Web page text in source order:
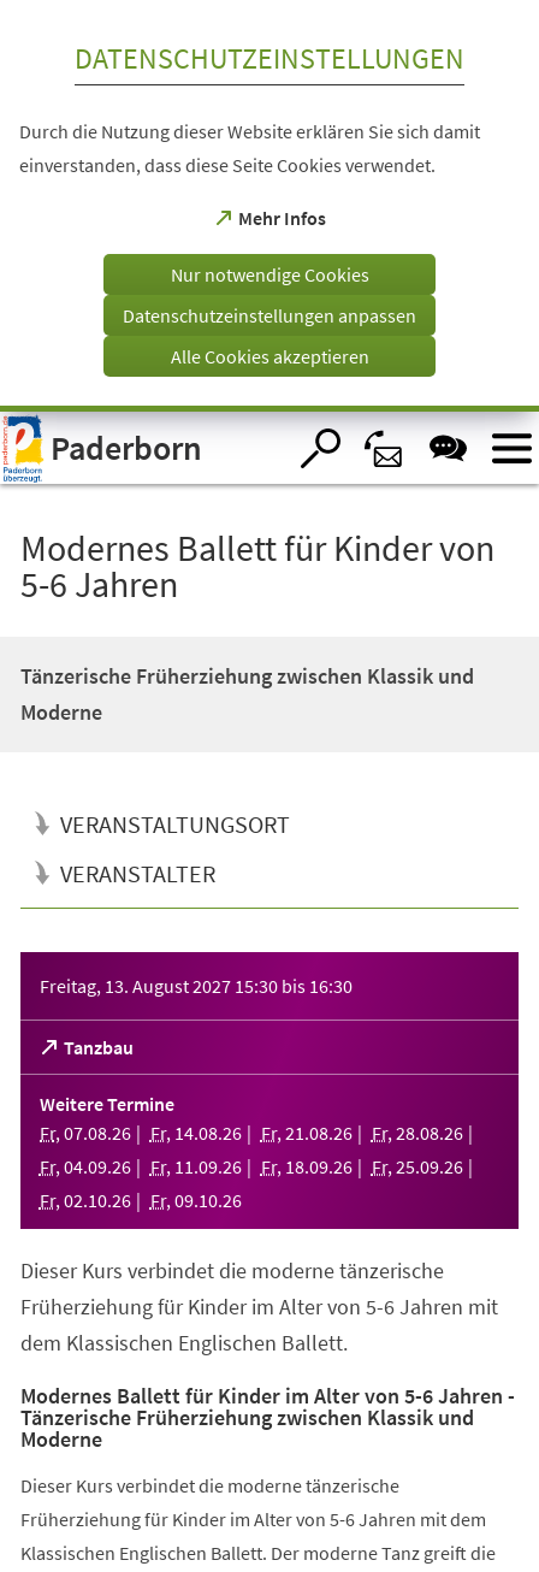
Visuelle
Assistenzsoftware
öffnen.
DATENSCHUTZEINSTELLUNGEN
Durch die Nutzung dieser Website erklären Sie sich damit
einverstanden, dass diese Seite Cookies verwendet.
Mehr Infos
(Öffnet
einem
Tab)
Nur notwendige Cookies
Datenschutzeinstellungen anpassen
Alle Cookies akzeptieren
Paderborn
Modernes Ballett für Kinder von
5-6 Jahren
Tänzerische Früherziehung zwischen Klassik und
Moderne
VERANSTALTUNGSORT
VERANSTALTER
Freitag, 13. August 2027 15:30 bis 16:30
Tanzbau
(Öffnet
in
einem
neuen
Tab)
Weitere Termine
Fr, 07.08.26 Fr, 14.08.26 Fr, 21 .08.26 Fr, 28.08.26
Fr, 04.09.26 Fr, 11 .09.26 Fr, 18.09.26 Fr, 25.09.26
Fr, 02.10.26 Fr, 09.10.26
Dieser Kurs verbindet die moderne tänzerische
Früherziehung für Kinder im Alter von 5-6 Jahren mit
dem Klassischen Englischen Ballett.
Modernes Ballett für Kinder im Alter von 5-6 Jahren -
Tänzerische Früherziehung zwischen Klassik und
Moderne
Dieser Kurs verbindet die moderne tänzerische
Früherziehung für Kinder im Alter von 5-6 Jahren mit dem
Klassischen Englischen Ballett. Der moderne Tanz greift die